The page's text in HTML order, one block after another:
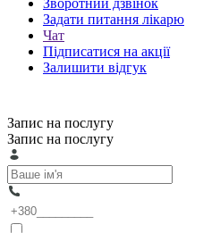
Зворотний дзвінок
Задати питання лікарю
Чат
Підписатися на акції
Залишити відгук
Запис на послугу
Запис на послугу